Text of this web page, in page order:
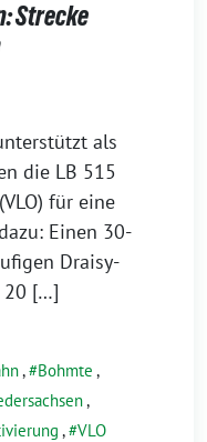
Strecke
als
die LB 515
für eine
Einen 30-
Draisy-
20 […]
, Bohmte ,
,
, VLO